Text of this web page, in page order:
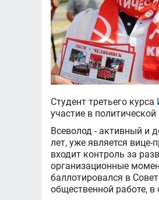
Студент третьего курса
участие в
Всеволод - активный и
лет, уже является
входит контроль за
организационные
баллотировался в
общественной работе,